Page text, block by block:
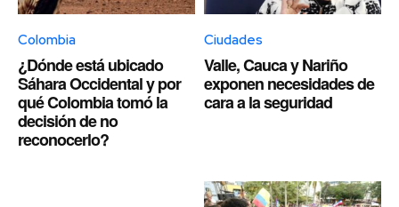
Colombia
¿Dónde está ubicado
Sáhara Occidental y por
qué Colombia tomó la
decisión de no
reconocerlo?
Ciudades
Valle, Cauca y Nariño
exponen necesidades de
cara a la seguridad